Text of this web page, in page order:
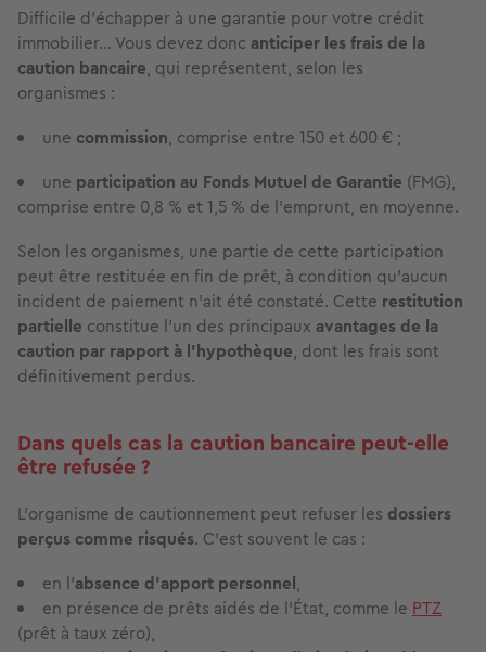
Difficile d’échapper à une garantie pour votre crédit
immobilier… Vous devez donc anticiper les frais de la
caution bancaire, qui représentent, selon les
organismes :
une commission, comprise entre 150 et 600 € ;
une participation au Fonds Mutuel de Garantie (FMG),
comprise entre 0,8 % et 1,5 % de l’emprunt, en moyenne.
Selon les organismes, une partie de cette participation
peut être restituée en fin de prêt, à condition qu’aucun
incident de paiement n’ait été constaté. Cette restitution
partielle constitue l’un des principaux avantages de la
caution par rapport à l’hypothèque, dont les frais sont
définitivement perdus.
Dans quels cas la caution bancaire peut-elle
être refusée ?
L’organisme de cautionnement peut refuser les dossiers
perçus comme risqués. C’est souvent le cas :
en l’absence d’apport personnel,
en présence de prêts aidés de l’État, comme le PTZ
(prêt à taux zéro),